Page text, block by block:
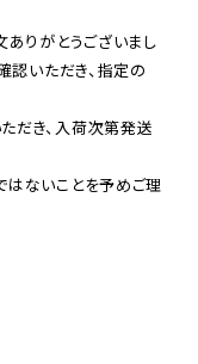
りがとうございまし
認いただき、指定の
だき、入荷次第発送
はないことを予めご理